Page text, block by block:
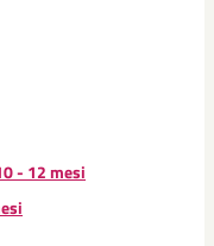
- 12 mesi